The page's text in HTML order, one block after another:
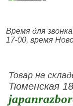
Время для
17-00, время
Товар на
Тюменская